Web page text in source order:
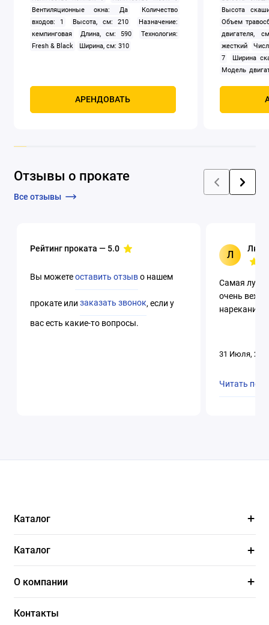
Вентиляционные окна: Да
Количество
входов: 1
Высота, см: 210
Назначение:
кемпинговая
Длина, см: 590
Технология:
Fresh & Black
Ширина, см: 310
АРЕНДОВАТЬ
Высота
Объем
двигателя,
жесткий
7
Ширина
Модель
Отзывы о прокате
Все отзывы
Рейтинг проката — 5.0
Вы можетеоставить отзыво нашем
прокате илизаказать звонок, если у
вас есть какие-то вопросы.
Л
Самая
очень
нареканий.
31 Июля,
Читать
Каталог
Каталог
О компании
Контакты